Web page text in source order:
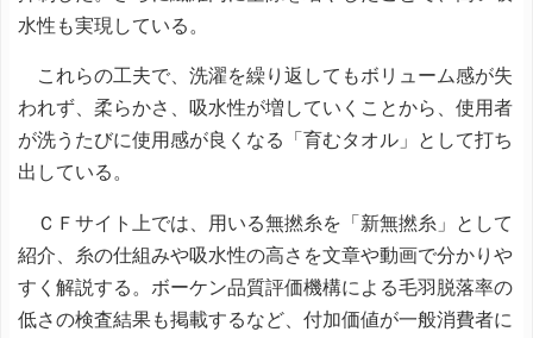
水性も実現している。
これらの工夫で、洗濯を繰り返してもボリューム感が失
われず、柔らかさ、吸水性が増していくことから、使用者
が洗うたびに使用感が良くなる「育むタオル」として打ち
出している。
ＣＦサイト上では、用いる無撚糸を「新無撚糸」として
紹介、糸の仕組みや吸水性の高さを文章や動画で分かりや
すく解説する。ボーケン品質評価機構による毛羽脱落率の
低さの検査結果も掲載するなど、付加価値が一般消費者に